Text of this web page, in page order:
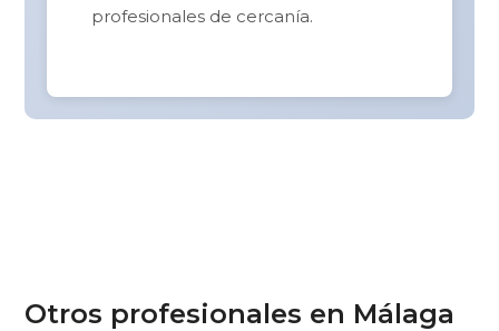
profesionales de cercanía.
Otros profesionales en Málaga